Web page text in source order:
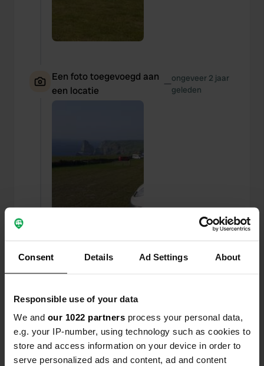
Consent Details Ad Settings About
Responsible use of your data
We and our 1022 partners process your personal data,
e.g. your IP-number, using technology such as cookies to
store and access information on your device in order to
serve personalized ads and content, ad and content
Een foto toegevoegd aan
een locatie
—ongeveer 2 jaar
geleden
een locatie